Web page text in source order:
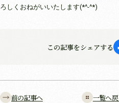
ろしくおねがいいたします(*^-^*)
この記事をシェアする
前の記事へ 一覧へ